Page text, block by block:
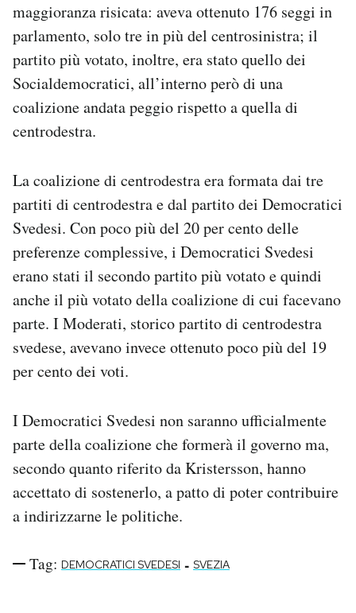
maggioranza risicata: aveva ottenuto 176 seggi in
parlamento, solo tre in più del centrosinistra; il
partito più votato, inoltre, era stato quello dei
Socialdemocratici, all’interno però di una
coalizione andata peggio rispetto a quella di
centrodestra.
La coalizione di centrodestra era formata dai tre
partiti di centrodestra e dal partito dei Democratici
Svedesi. Con poco più del 20 per cento delle
preferenze complessive, i Democratici Svedesi
erano stati il secondo partito più votato e quindi
anche il più votato della coalizione di cui facevano
parte. I Moderati, storico partito di centrodestra
svedese, avevano invece ottenuto poco più del 19
per cento dei voti.
I Democratici Svedesi non saranno ufficialmente
parte della coalizione che formerà il governo ma,
secondo quanto riferito da Kristersson, hanno
accettato di sostenerlo, a patto di poter contribuire
a indirizzarne le politiche.
Tag: DEMOCRATICI SVEDESI - SVEZIA